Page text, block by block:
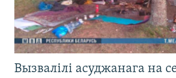
Вызвалілі асуджанага на